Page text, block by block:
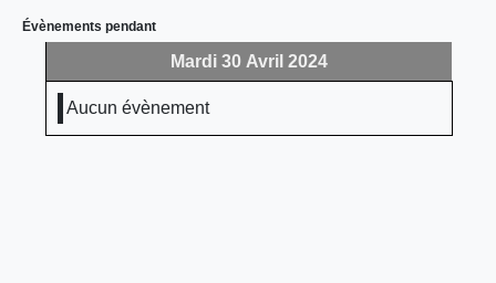
Évènements pendant
Mardi 30 Avril 2024
Aucun évènement